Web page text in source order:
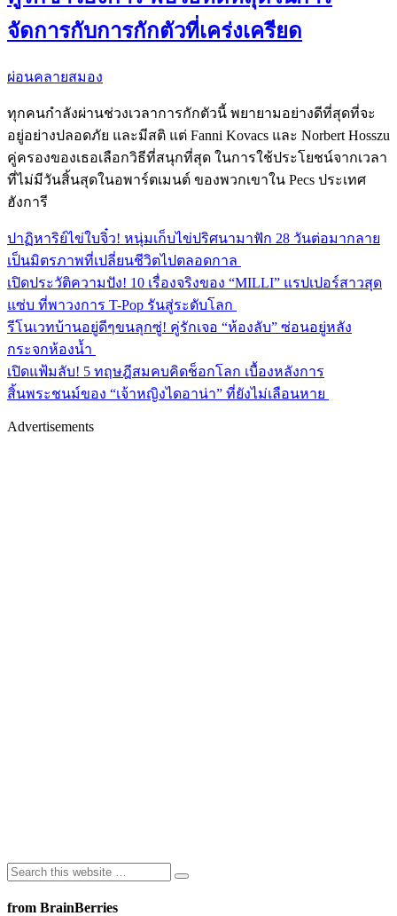
จัดการกับการกักตัวที่เคร่งเครียด
ผ่อนคลายสมอง
ทุกคนกำลังผ่านช่วงเวลาการกักตัวนี้ พยายามอย่างดีที่สุดที่จะ
อยู่อย่างปลอดภัย และมีสติ แต่ Fanni Kovacs และ Norbert Hosszu
คู่ครองของเธอเลือกวิธีที่สนุกที่สุด ในการใช้ประโยชน์จากเวลา
ที่ไม่มีวันสิ้นสุดในอพาร์ตเมนต์ ของพวกเขาใน Pecs ประเทศ
ฮังการี
ปาฏิหาริย์ไข่ใบจิ๋ว! หนุ่มเก็บไข่ปริศนามาฟัก 28 วันต่อมากลาย
เป็นมิตรภาพที่เปลี่ยนชีวิตไปตลอดกาล
เปิดประวัติความปัง! 10 เรื่องจริงของ “MILLI” แรปเปอร์สาวสุด
แซ่บ ที่พาวงการ T-Pop รันสู่ระดับโลก
รีโนเวทบ้านอยู่ดีๆขนลุกซู่! คู่รักเจอ “ห้องลับ” ซ่อนอยู่หลัง
กระจกห้องน้ำ
เปิดแฟ้มลับ! 5 ทฤษฎีสมคบคิดช็อกโลก เบื้องหลังการ
สิ้นพระชนม์ของ “เจ้าหญิงไดอาน่า” ที่ยังไม่เลือนหาย
Advertisements
from BrainBerries